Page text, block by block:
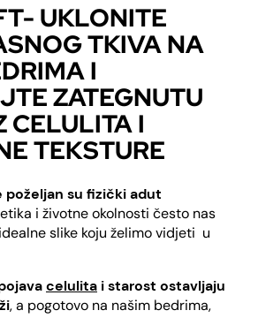
UKLONITE
TKIVA NA
I
ZATEGNUTU
CELULITA I
TEKSTURE
poželjan su fizički adut
i životne okolnosti često nas
slike koju želimo vidjeti u
celulita i starost ostavljaju
, a pogotovo na našim bedrima,